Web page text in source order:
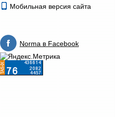
Мобильная версия сайта
Norma в Facebook